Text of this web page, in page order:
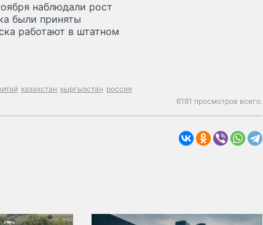
наблюдали рост
были приняты
работают в штатном
казахстан кыргызстан россия
6181 просмотров всего.